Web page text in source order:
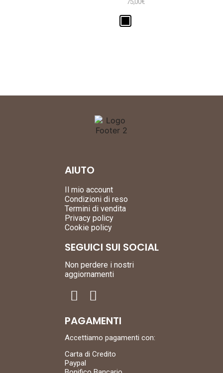
SEGUICI SUI SOCIAL
Non perdere i nostri
aggiornamenti
PAGAMENTI
Accettiamo pagamenti con:
Carta di Credito
Paypal
AIUTO
Il mio account
Condizioni di reso
Termini di vendita
Privacy policy
Cookie policy